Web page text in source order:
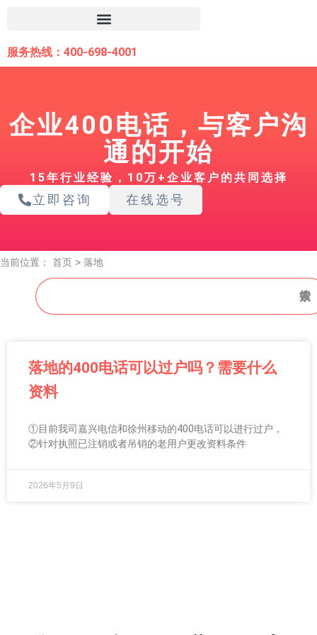
内
容
服务热线：400-698-4001
企业400电话，与客户沟
通的开始
15年行业经验，10万+企业客户的共同选择
立即咨询 在线选号
当前位置： 首页 > 落地
搜
索
搜索
落地的400电话可以过户吗？需要什么
资料
①目前我司嘉兴电信和徐州移动的400电话可以进行过户，
②针对执照已注销或者吊销的老用户更改资料条件
2026年5月9日